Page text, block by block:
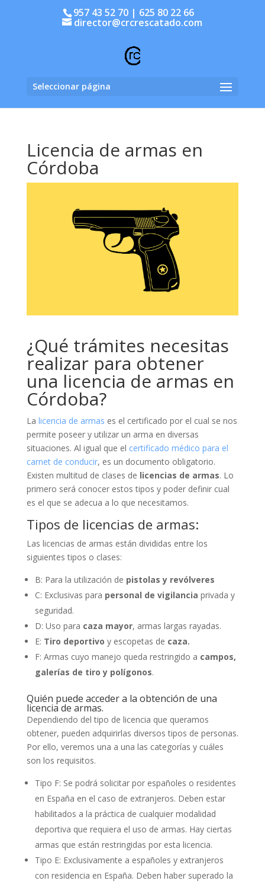
957 43 52 70 | 625 80 22 66
director@crcrescatado.com
Seleccionar página
Licencia de armas en
Córdoba
¿Qué trámites necesitas
realizar para obtener
una licencia de armas en
Córdoba?
La licencia de armas es el certificado por el cual se nos
permite poseer y utilizar un arma en diversas
situaciones. Al igual que el certificado médico para el
carnet de conducir, es un documento obligatorio.
Existen multitud de clases de licencias de armas. Lo
primero será conocer estos tipos y poder definir cual
es el que se adecua a lo que necesitamos.
Tipos de licencias de armas:
Las licencias de armas están divididas entre los
siguientes tipos o clases:
B: Para la utilización de pistolas y revólveres
C: Exclusivas para personal de vigilancia privada y
seguridad.
D: Uso para caza mayor, armas largas rayadas.
E: Tiro deportivo y escopetas de caza.
F: Armas cuyo manejo queda restringido a campos,
galerías de tiro y polígonos.
Quién puede acceder a la obtención de una
licencia de armas.
Dependiendo del tipo de licencia que queramos
obtener, pueden adquirirlas diversos tipos de personas.
Por ello, veremos una a una las categorías y cuáles
son los requisitos.
Tipo F: Se podrá solicitar por españoles o residentes
en España en el caso de extranjeros. Deben estar
habilitados a la práctica de cualquier modalidad
deportiva que requiera el uso de armas. Hay ciertas
armas que están restringidas por esta licencia.
Tipo E: Exclusivamente a españoles y extranjeros
con residencia en España. Deben haber superado la